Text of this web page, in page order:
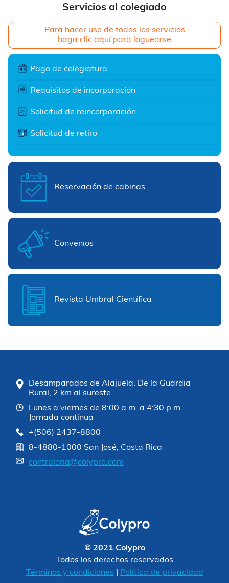
Servicios al colegiado
Para hacer uso de todos los servicios
haga clic aquí para loguearse
Pago de colegiatura
Requisitos de incorporación
Solicitud de reincorporación
Solicitud de retiro
Reservación de cabinas
Convenios
Revista Umbral Científica
Desamparados de Alajuela. De la Guardia
Rural, 2 km al sureste
Lunes a viernes de 8:00 a.m. a 4:30 p.m.
Jornada continua
+(506) 2437-8800
8-4880-1000 San José, Costa Rica
contraloria@colypro.com
© 2021 Colypro
Todos los derechos reservados
Términos y condiciones
Política de privacidad